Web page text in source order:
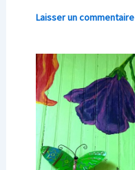
Laisser un commentaire